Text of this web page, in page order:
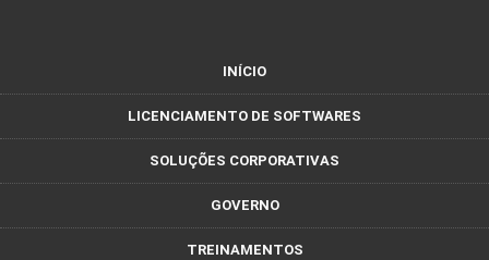
INÍCIO
LICENCIAMENTO DE SOFTWARES
SOLUÇÕES CORPORATIVAS
GOVERNO
TREINAMENTOS